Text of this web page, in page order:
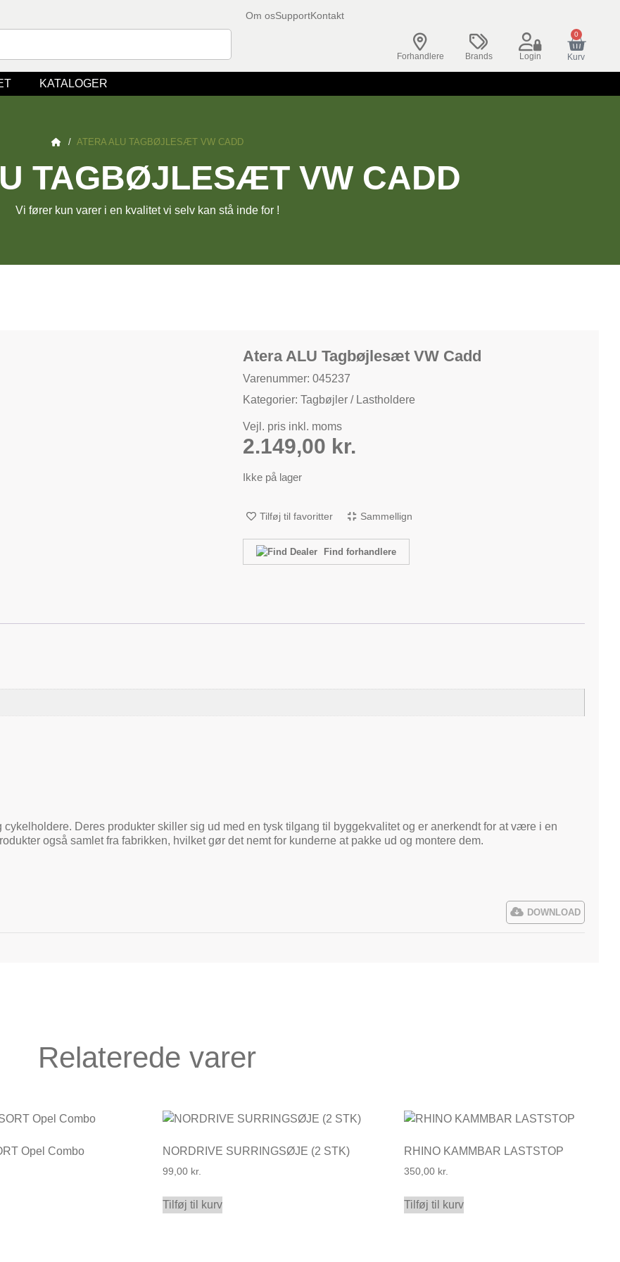
Om osSupportKontakt
Forhandlere Brands Login
0
Kurv
KATALOGER
/ ATERA ALU TAGBØJLESÆT VW CADD
TAGBØJLESÆT VW CADD
Vi fører kun varer i en kvalitet vi selv kan stå inde for !
Atera ALU Tagbøjlesæt VW Cadd
Varenummer: 045237
Kategorier:Tagbøjler / Lastholdere
Vejl. pris inkl. moms
2.149,00 kr.
Ikke på lager
Tilføj til favoritter Sammellign
Find forhandlere
Deres produkter skiller sig ud med en tysk tilgang til byggekvalitet og er anerkendt for at være i en
også samlet fra fabrikken, hvilket gør det nemt for kunderne at pakke ud og montere dem.
DOWNLOAD
Relaterede varer
Opel Combo NORDRIVE SURRINGSØJE (2 STK)
99,00 kr.
Tilføj til kurv
RHINO KAMMBAR LASTSTOP
350,00 kr.
Tilføj til kurv